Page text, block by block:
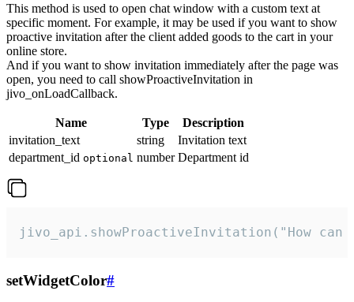
This method is used to open chat window with a custom text at
specific moment. For example, it may be used if you want to show
proactive invitation after the client added goods to the cart in your
online store.
And if you want to show invitation immediately after the page was
open, you need to call showProactiveInvitation in
jivo_onLoadCallback.
Name Type
Description
invitation_text
string
Invitation text
department_id optional number Department id
jivo_api.showProactiveInvitation("How
setWidgetColor#